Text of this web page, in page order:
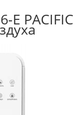
E PACIFIC